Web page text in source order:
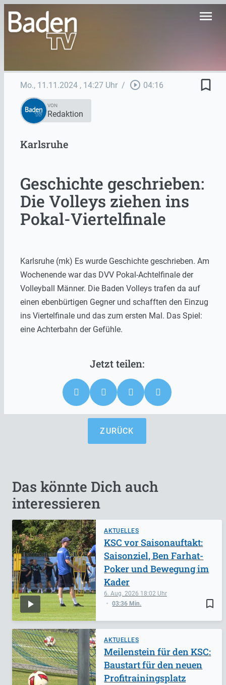
menu
Mo., 11.11.2024 , 14:27 Uhr / play_circle_outline 04:16 bookmark_border
VON
Redaktion
Karlsruhe
Geschichte geschrieben:
Die Volleys ziehen ins
Pokal-Viertelfinale
Karlsruhe (mk) Es wurde Geschichte geschrieben. Am
Wochenende war das DVV Pokal-Achtelfinale der
Volleyball Männer. Die Baden Volleys trafen da auf
einen ebenbürtigen Gegner und schafften den Einzug
ins Viertelfinale und das zum ersten Mal. Das Spiel:
eine Achterbahn der Gefühle.
ZURÜCK
Das könnte Dich auch
interessieren
AKTUELLES
bookmark_border
6. Aug. 2026 18:02
03:36 Min.
KSC vor Saisonauftakt:
Saisonziel, Ben Farhat-
Poker und Bewegung im
Kader
AKTUELLES
Meilenstein für den KSC:
Baustart für den neuen
Profitrainingsplatz